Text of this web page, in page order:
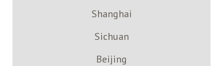
Shanghai
Sichuan
Beijing